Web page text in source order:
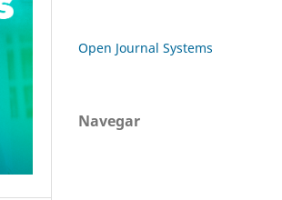
Open Journal Systems
Navegar